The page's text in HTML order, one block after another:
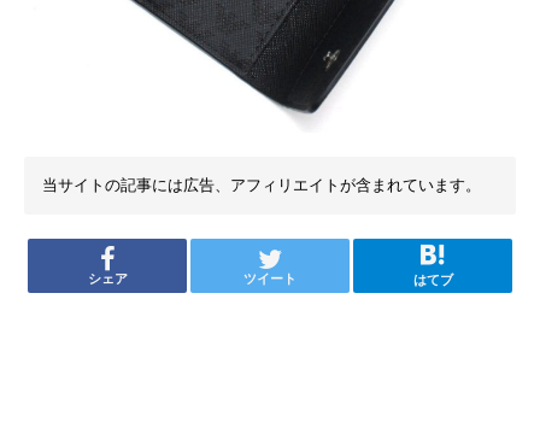
当サイトの記事には広告、アフィリエイトが含まれています。
シェア ツイート はてブ